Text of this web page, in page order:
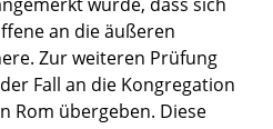
an die äußeren
Zur weiteren Prüfung
Fall an die Kongregation
Rom übergeben. Diese